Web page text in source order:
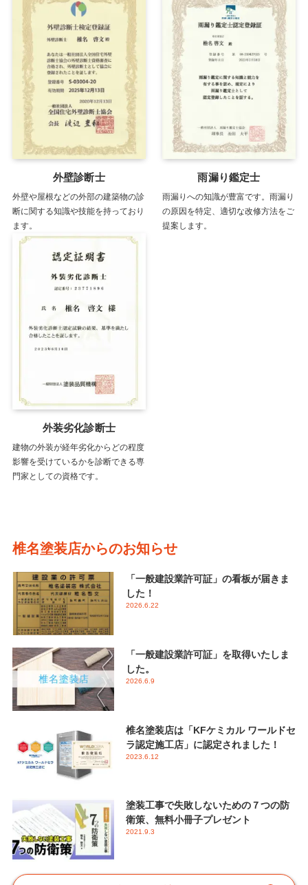
外壁診断士
外壁や屋根などの外部の建築物の診
断に関する知識や技能を持っており
ます。
雨漏り鑑定士
雨漏りへの知識が豊富です。雨漏り
の原因を特定、適切な改修方法をご
提案します。
外装劣化診断士
建物の外装が経年劣化からどの程度
影響を受けているかを診断できる専
門家としての資格です。
椎名塗装店からのお知らせ
「一般建設業許可証」の看板が届きま
した！
2026.6.22
「一般建設業許可証」を取得いたしま
した。
2026.6.9
椎名塗装店は「KFケミカル ワールドセ
ラ認定施工店」に認定されました！
2023.6.12
塗装工事で失敗しないための７つの防
衛策、無料小冊子プレゼント
2021.9.3